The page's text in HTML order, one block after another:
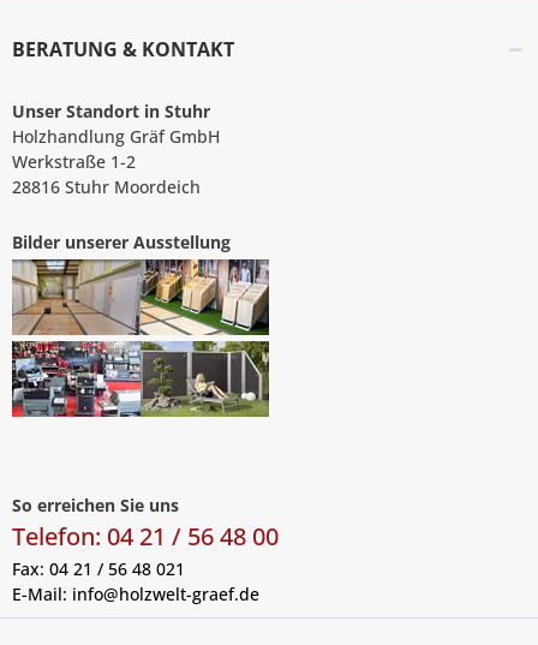
BERATUNG & KONTAKT
Unser Standort in Stuhr
Holzhandlung Gräf GmbH
Werkstraße 1-2
28816 Stuhr Moordeich
Bilder unserer Ausstellung
So erreichen Sie uns
Telefon: 04 21 / 56 48 00
Fax: 04 21 / 56 48 021
E-Mail: info@holzwelt-graef.de